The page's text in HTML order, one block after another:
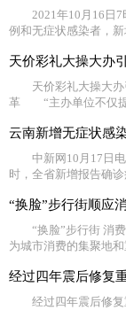
2021年10月16日7
例和无症状感染者，
天价彩礼大操大办
天价彩礼大操大办
革 “主办单位不仅提
云南新增无症状感
中新网10月17日电
时，全省新增报告确
“换脸”步行街顺应
“换脸”步行街 消
为城市消费的集聚地
经过四年震后修复
经过四年震后修